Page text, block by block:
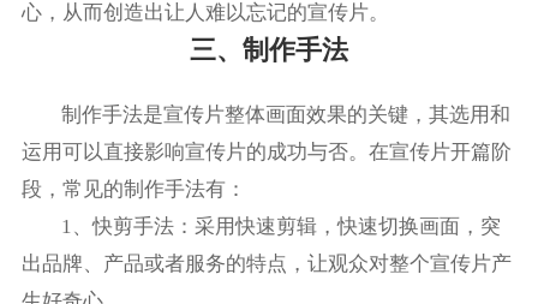
心，从而创造出让人难以忘记的宣传片。
三、制作手法
制作手法是宣传片整体画面效果的关键，其选用和
运用可以直接影响宣传片的成功与否。在宣传片开篇阶
段，常见的制作手法有：
1、快剪手法：采用快速剪辑，快速切换画面，突
出品牌、产品或者服务的特点，让观众对整个宣传片产